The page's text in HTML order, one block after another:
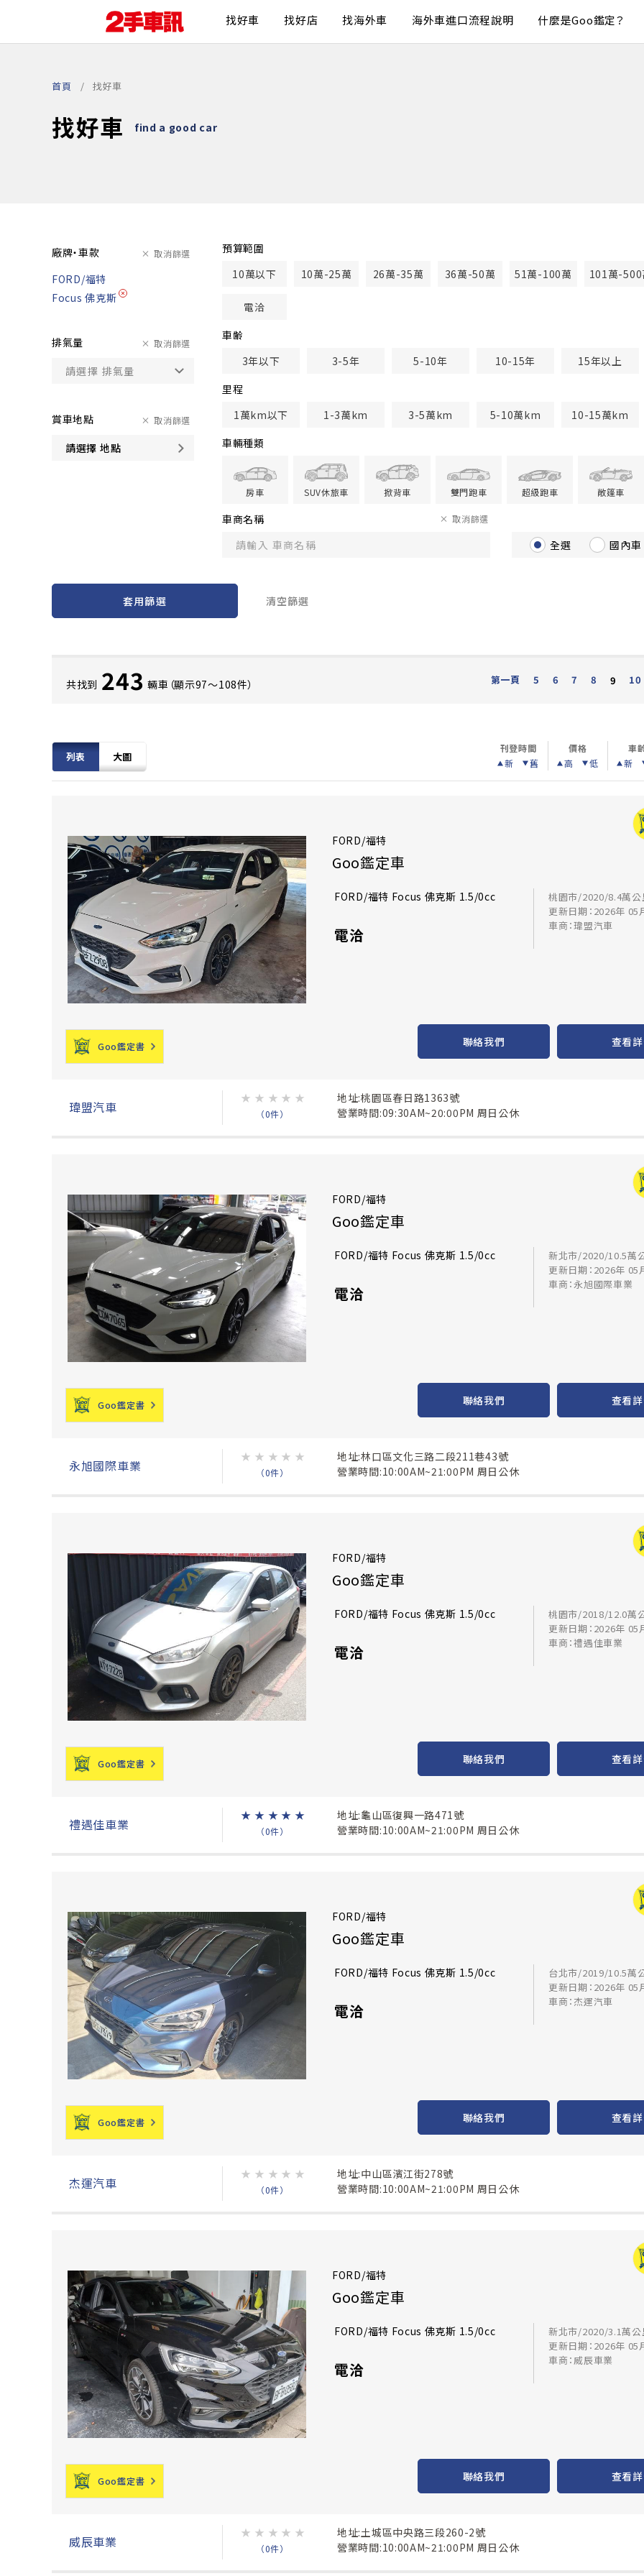
找好車 找好店 找海外車 海外車進口流程說明 什麼是Goo鑑定？
首頁 找好車
找好車 find a good car
廠牌・車款 取消篩選
FORD/福特
Focus 佛克斯
排氣量 取消篩選
賞車地點
請選擇 地點
取消篩選
預算範圍
10萬以下
10萬-25萬 26萬-35萬 36萬-50萬 51萬-100萬 101萬-500
電洽
車齢
3年以下
3-5年 5-10年 10-15年
15年以上
里程
1萬km以下
1-3萬km 3-5萬km 5-10萬km
10-15萬km
車輛種類
房車 SUV休旅車 掀背車 雙門跑車 超級跑車 敞篷車
車商名稱 取消篩選
全選 國內車
套用篩選 清空篩選
共找到 243 輛車（顯示97〜108件） 第一頁 5 6 7 8 9 10
列表 大圖
刊登時間
新
舊
價格
高
低
車
新
FORD/福特
Goo鑑定車
FORD/福特 Focus 佛克斯 1.5/0cc
電洽
桃園市/2020/8.4萬公
更新日期：2026年 05
車商：瑋盟汽車
Goo鑑定書 聯絡我們 查看
瑋盟汽車
★ ★ ★ ★ ★
（0件）
地址:桃園區春日路1363號
營業時間:09:30AM~20:00PM 周日公休
FORD/福特
Goo鑑定車
FORD/福特 Focus 佛克斯 1.5/0cc
電洽
新北市/2020/10.5萬
更新日期：2026年 05
車商：永旭國際車業
Goo鑑定書 聯絡我們 查看
永旭國際車業
★ ★ ★ ★ ★
（0件）
地址:林口區文化三路二段211巷43號
營業時間:10:00AM~21:00PM 周日公休
FORD/福特
Goo鑑定車
FORD/福特 Focus 佛克斯 1.5/0cc
電洽
桃園市/2018/12.0萬
更新日期：2026年 05
車商：禮遇佳車業
Goo鑑定書 聯絡我們 查看
禮遇佳車業
★ ★ ★ ★ ★
（0件）
地址:龜山區復興一路471號
營業時間:10:00AM~21:00PM 周日公休
FORD/福特
Goo鑑定車
FORD/福特 Focus 佛克斯 1.5/0cc
電洽
台北市/2019/10.5萬
更新日期：2026年 05
車商：杰運汽車
Goo鑑定書 聯絡我們 查看
杰運汽車
★ ★ ★ ★ ★
（0件）
地址:中山區濱江街278號
營業時間:10:00AM~21:00PM 周日公休
FORD/福特
Goo鑑定車
FORD/福特 Focus 佛克斯 1.5/0cc
電洽
新北市/2020/3.1萬公
更新日期：2026年 05
車商：威辰車業
Goo鑑定書 聯絡我們 查看
威辰車業
★ ★ ★ ★ ★
（0件）
地址:土城區中央路三段260-2號
營業時間:10:00AM~21:00PM 周日公休